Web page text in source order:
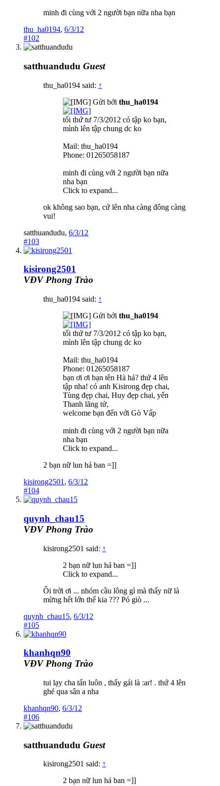
minh đi cùng với 2 người bạn nữa nha bạn
thu_ha0194, 6/3/12
#102
satthuandudu Guest
thu_ha0194 said: ↑
Gửi bởi thu_ha0194
tối thứ tư 7/3/2012 có tập ko bạn,
mình lên tập chung dc ko
Mail: thu_ha0194
Phone: 01265058187
minh đi cùng với 2 người bạn nữa
nha bạn
Click to expand...
ok không sao bạn, cứ lên nha càng đông càng
vui!
satthuandudu, 6/3/12
#103
kisirong2501
VĐV Phong Trào
thu_ha0194 said: ↑
Gửi bởi thu_ha0194
tối thứ tư 7/3/2012 có tập ko bạn,
mình lên tập chung dc ko
Mail: thu_ha0194
Phone: 01265058187
bạn ơi ơi bạn tên Hà hả? thứ 4 lên
tập nha! có anh Kisirong đẹp chai,
Tùng đẹp chai, Huy đẹp chai, yến
Thanh lãng tử,
welcome bạn đến với Gò Vấp
minh đi cùng với 2 người bạn nữa
nha bạn
Click to expand...
2 bạn nữ lun hả ban =]]
kisirong2501 , 6/3/12
#104
quynh_chau15
VĐV Phong Trào
kisirong2501 said: ↑
2 bạn nữ lun hả ban =]]
Click to expand...
Ôi trời ơi ... nhóm cầu lông gì mà thấy nữ là
mừng hết lớn thế kia ??? Pó giò ...
quynh_chau15, 6/3/12
#105
khanhqn90
VĐV Phong Trào
tui lạy cha tấn luôn , thấy gái là :ar! . thứ 4 lên
ghé qua sân a nha
khanhqn90, 6/3/12
#106
satthuandudu Guest
kisirong2501 said: ↑
2 bạn nữ lun hả ban =]]